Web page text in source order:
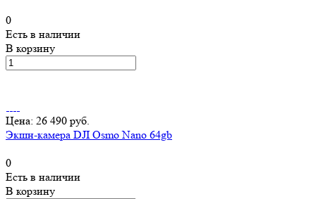
0
Есть в наличии
В корзину
Цена: 26 490 руб.
Экшн-камера DJI Osmo Nano 64gb
0
Есть в наличии
В корзину